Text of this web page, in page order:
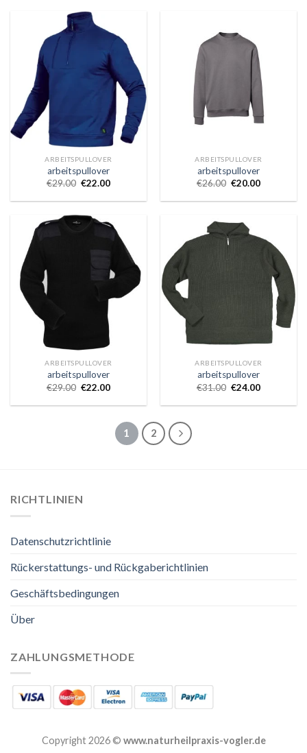
ARBEITSPULLOVER
arbeitspullover
€29.00 €22.00
ARBEITSPULLOVER
arbeitspullover
€26.00 €20.00
ARBEITSPULLOVER
arbeitspullover
€29.00 €22.00
ARBEITSPULLOVER
arbeitspullover
€31.00 €24.00
1 2
RICHTLINIEN
Datenschutzrichtlinie
Rückerstattungs- und Rückgaberichtlinien
Geschäftsbedingungen
Über
ZAHLUNGSMETHODE
Copyright 2026 © www.naturheilpraxis-vogler.de